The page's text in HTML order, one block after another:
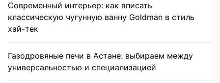
Современный интерьер: как вписать
классическую чугунную ванну Goldman в стиль
хай-тек
Газодровяные печи в Астане: выбираем между
универсальностью и специализацией